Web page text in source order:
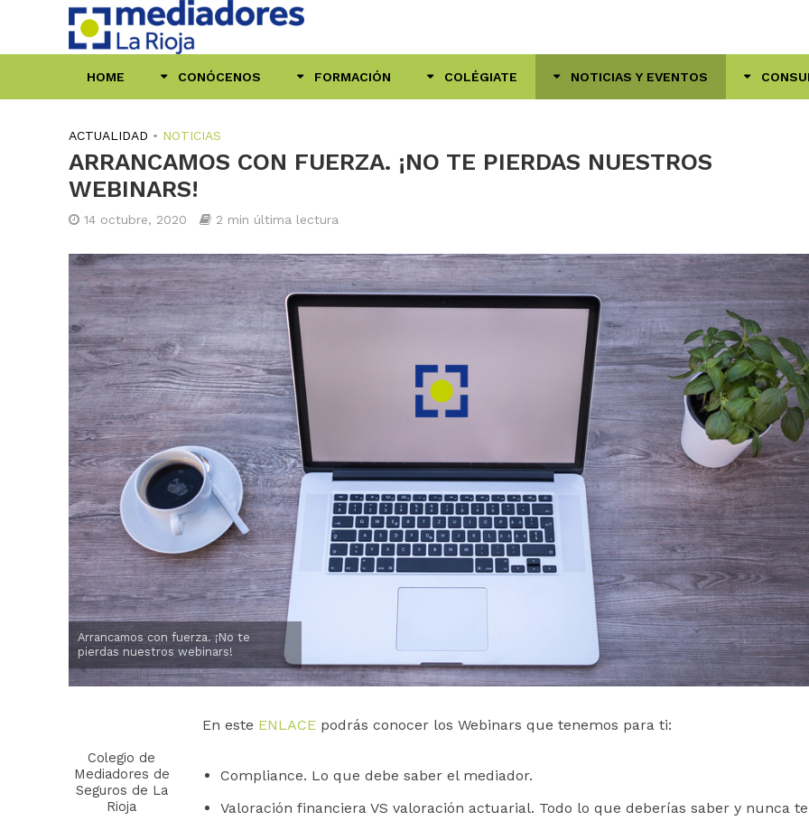
HOME CONÓCENOS FORMACIÓN COLÉGIATE NOTICIAS Y EVENTOS
ACTUALIDAD • NOTICIAS
ARRANCAMOS CON FUERZA. ¡NO TE PIERDAS NUESTROS
WEBINARS!
14 octubre, 2020 2 min última lectura
Arrancamos con fuerza. ¡No te
pierdas nuestros webinars!
Colegio de
Mediadores de
Seguros de La
Rioja
En este ENLACE podrás conocer los Webinars que tenemos para ti:
Compliance. Lo que debe saber el mediador.
Valoración financiera VS valoración actuarial. Todo lo que deberías saber y nunca te